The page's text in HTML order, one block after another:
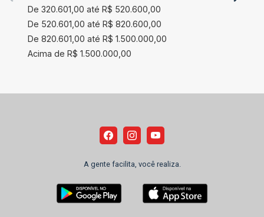
De 320.601,00 até R$ 520.600,00
De 520.601,00 até R$ 820.600,00
De 820.601,00 até R$ 1.500.000,00
Acima de R$ 1.500.000,00
A gente facilita, você realiza.